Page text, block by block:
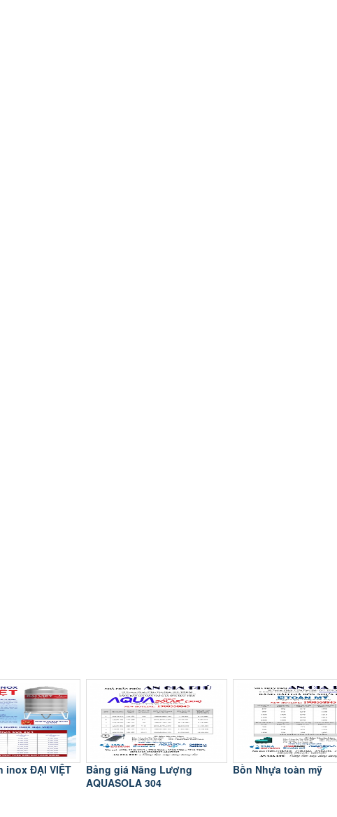
inox ĐẠI VIỆT
Bảng giá Năng Lượng
AQUASOLA 304
Bồn Nhựa toàn mỹ